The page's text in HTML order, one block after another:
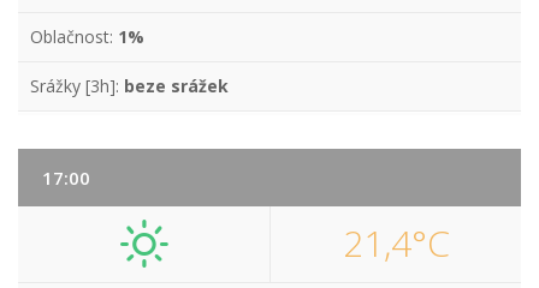
Oblačnost: 1%
Srážky [3h]: beze srážek
17:00
21,4°C